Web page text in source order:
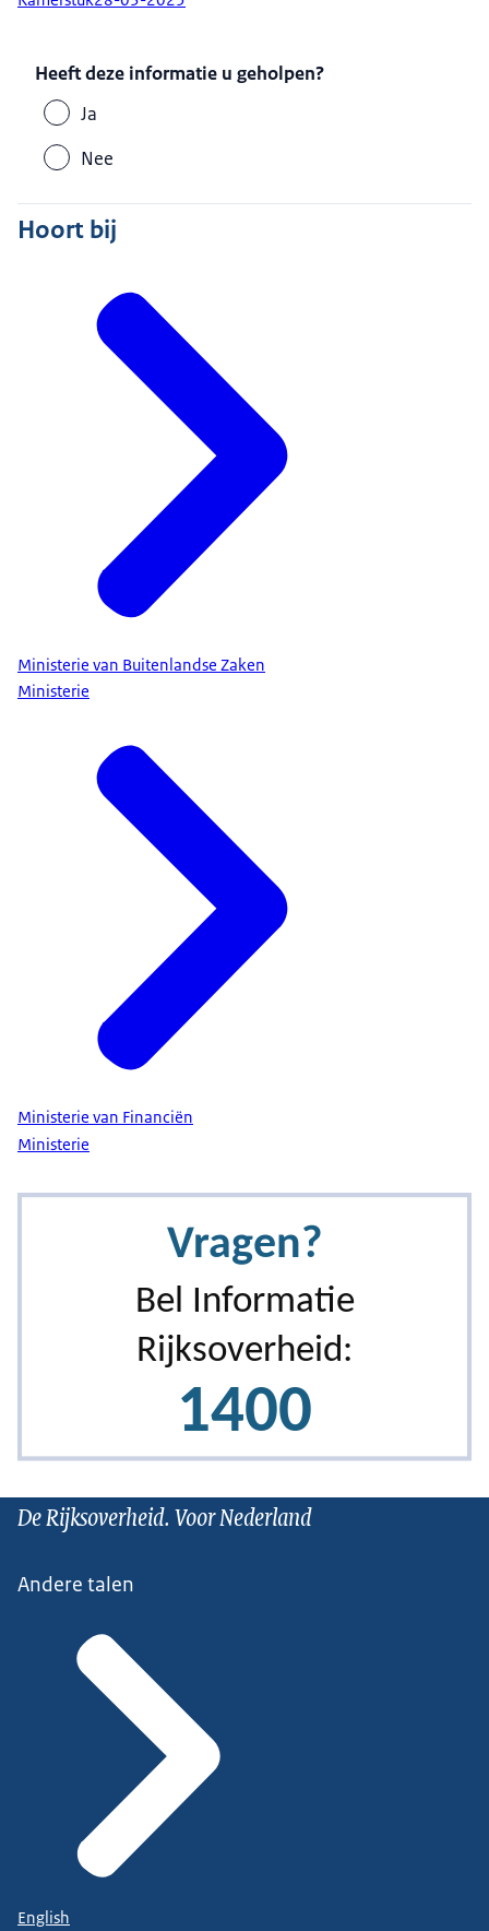
Heeft deze informatie u geholpen?
Ja
Nee
Hoort bij
Ministerie van Buitenlandse Zaken
Ministerie
Ministerie van Financiën
Ministerie
De Rijksoverheid. Voor Nederland
Andere talen
English